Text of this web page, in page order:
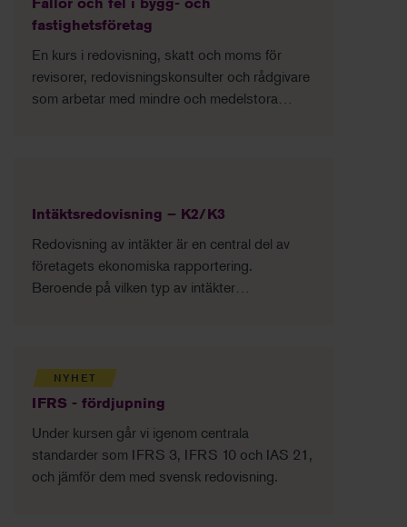
Fällor och fel i bygg- och
fastighetsföretag
En kurs i redovisning, skatt och moms för
revisorer, redovisningskonsulter och rådgivare
som arbetar med mindre och medelstora
Intäktsredovisning – K2/K3
Redovisning av intäkter är en central del av
företagets ekonomiska rapportering.
Beroende på vilken typ av intäkter
för vad som levereras, samt när och hur den
faktiska leveransen sker. När dessa faktorer
intäktsredovisning enligt K2 respektive K3, för
att säkerställa att redovisningen sker korrekt.
NYHET
IFRS - fördjupning
Under kursen går vi igenom centrala
standarder som IFRS 3, IFRS 10 och IAS 21,
och jämför dem med svensk redovisning.